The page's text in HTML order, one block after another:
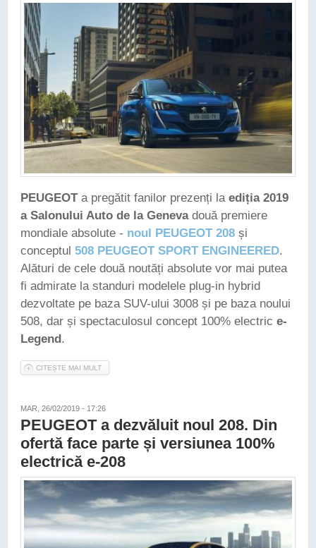
PEUGEOTa pregătit fanilor prezenți la ediția 2019
a Salonului Auto de la Genevadouă premiere
mondiale absolute - noul PEUGEOT 208 și
conceptul 508 PEUGEOT SPORT ENGINEERED.
Alături de cele două noutăți absolute vor mai putea
fi admirate la standuri modelele plug-in hybrid
dezvoltate pe baza SUV-ului 3008 și pe baza noului
508, dar și spectaculosul concept 100% electric e-
Legend .
CITEȘTE MAI MULT
MAR, 26/02/2019 - 17:26
PEUGEOT a dezvăluit noul 208. Din
ofertă face parte și versiunea 100%
electrică e-208